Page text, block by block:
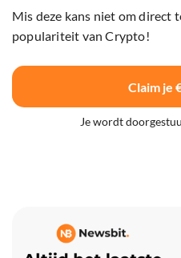
Mis deze kans niet om direct
populariteit van Crypto!
Claim je
Je wordt